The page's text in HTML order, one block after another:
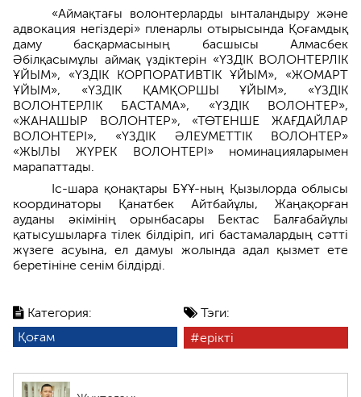
Категория:
Қоғам
Тэги:
ерікті
«Аймақтағы волонтерларды ынталандыру және
адвокация негіздері» пленарлы отырысында Қоғамдық
даму басқармасының басшысы Алмасбек
Әбілқасымұлы аймақ үздіктерін «ҮЗДІК ВОЛОНТЕРЛІК
ҰЙЫМ», «ҮЗДІК КОРПОРАТИВТІК ҰЙЫМ», «ЖОМАРТ
ҰЙЫМ», «ҮЗДІК ҚАМҚОРШЫ ҰЙЫМ», «ҮЗДІК
ВОЛОНТЕРЛІК БАСТАМА», «ҮЗДІК ВОЛОНТЕР»,
«ЖАНАШЫР ВОЛОНТЕР», «ТӨТЕНШЕ ЖАҒДАЙЛАР
ВОЛОНТЕРІ», «ҮЗДІК ӘЛЕУМЕТТІК ВОЛОНТЕР»
«ЖЫЛЫ ЖҮРЕК ВОЛОНТЕРІ» номинацияларымен
марапаттады.
Іс-шара қонақтары БҰҰ-ның Қызылорда облысы
координаторы Қанатбек Айтбайұлы, Жаңақорған
ауданы әкімінің орынбасары Бектас Балғабайұлы
қатысушыларға тілек білдіріп, игі бастамалардың сәтті
жүзеге асуына, ел дамуы жолында адал қызмет ете
беретініне сенім білдірді.